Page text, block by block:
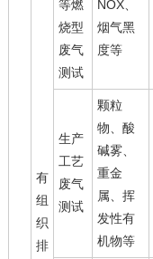
有
组
织
排
等燃
烧型
废气
测试
NOX、
烟气黑
度等
生产
工艺
废气
测试
颗粒
物、酸
碱雾、
重金
属、挥
发性有
机物等